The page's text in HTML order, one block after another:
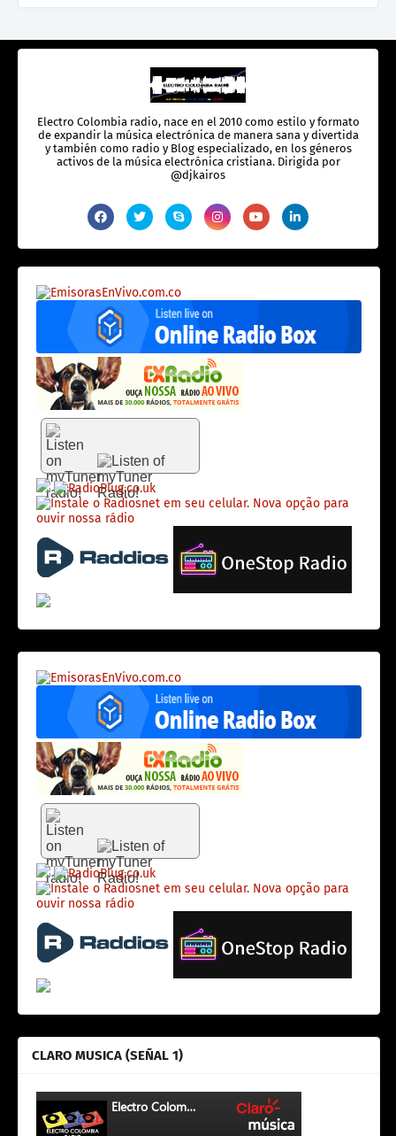
Electro Colombia radio, nace en el 2010 como estilo y formato
de expandir la música electrónica de manera sana y divertida
y también como radio y Blog especializado, en los géneros
activos de la música electrónica cristiana. Dirigida por
@djkairos
CLARO MUSICA (SEÑAL 1)